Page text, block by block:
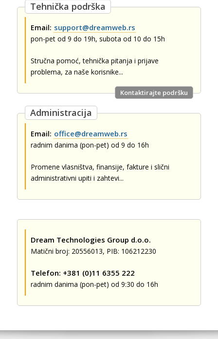
Tehnička podrška
Email: support@dreamweb.rs
pon-pet od 9 do 19h, subota od 10 do 15h
Stručna pomoć, tehnička pitanja i prijave
problema, za naše korisnike...
Kontaktirajte podršku
Administracija
Email: office@dreamweb.rs
radnim danima (pon-pet) od 9 do 16h
Promene vlasništva, finansije, fakture i slični
administrativni upiti i zahtevi...
Dream Technologies Group d.o.o.
Matični broj: 20556013, PIB: 106212230
Telefon: +381 (0)11 6355 222
radnim danima (pon-pet) od 9:30 do 16h